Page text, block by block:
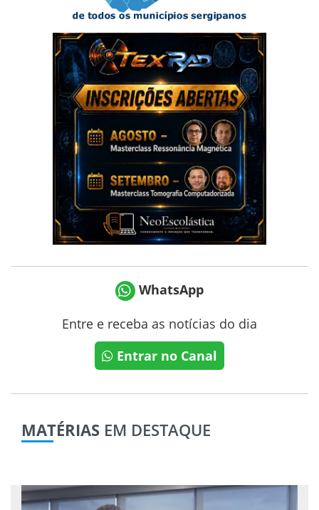
WhatsApp
Entre e receba as notícias do dia
Entrar no Canal
MATÉRIAS EM DESTAQUE